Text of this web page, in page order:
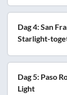
Dag 4: San
Starlight-
Dag 5: Paso
Light